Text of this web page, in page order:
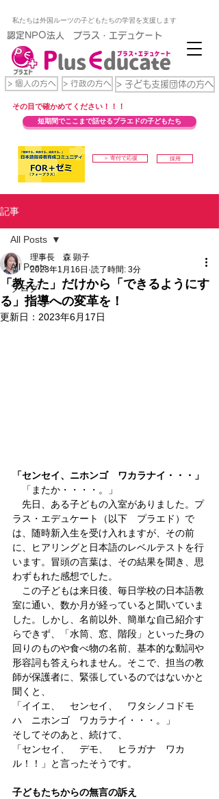
> 個人の方へ
私たちは外国ルーツの子どもたちの学習を支援します
​認定NPO法人 プラス・エデュケート
> 子ども支援団体の方へ
> 行政の方へ
​その目で確かめてください！！！
短期間でここまで話せるプラエドの子どもたち
＞ 寄付で応援 採用
記事
All Posts
ブログ
All Posts
「教えた」だけから「できるようにす
る」指導への変革を！
理事長 森 顕子
2023年1月16日 読了時間: 3分
更新日： 2023年6月17日
「センセイ、ニホンゴ　ワカラナイ・・・」
「またか・・・・。」
先日、ある子どもの入室がありました。プ
ラス・エデュケート（以下　プラエド）で
は、随時新入生を受け入れますが、その前
に、ヒアリングと日本語のレベルテストを行
います。冒頭の言葉は、その結果を聞き、思
わずもれた感想でした。
この子どもは来日後、毎日学校の日本語教
室に通い、数か月が経っていると聞いていま
した。しかし、名前以外、簡単な自己紹介す
らできず、「水筒、窓、階段」といった身の
回りのものや食べ物の名前、基本的な動詞や
形容詞も答えられません。そこで、担当の教
師が保護者に、緊張しているのではないかと
聞くと、
「イイエ、　センセイ、　ワタシノコドモ
ハ　ニホンゴ　ワカラナイ・・・。」
そしてそのあと、続けて、
「センセイ、　デモ、　ヒラガナ　ワカ
ル！！」と言ったそうです。
子どもたちからの無言の訴え